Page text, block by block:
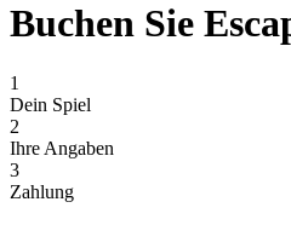
Buchen Sie
1
Dein Spiel
2
Ihre Angaben
3
Zahlung